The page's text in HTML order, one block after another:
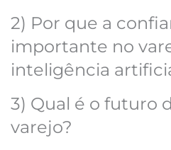
2) Por que a
importante no
inteligência
3) Qual é o futuro
varejo?